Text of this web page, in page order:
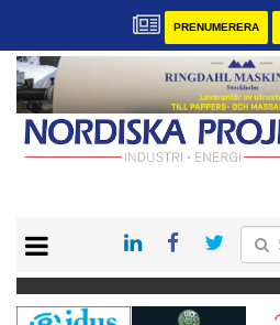
PRENUMERERA
KONTAKT